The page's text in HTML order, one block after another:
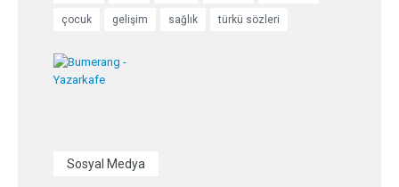
çocuk gelişim sağlık türkü sözleri
Sosyal Medya